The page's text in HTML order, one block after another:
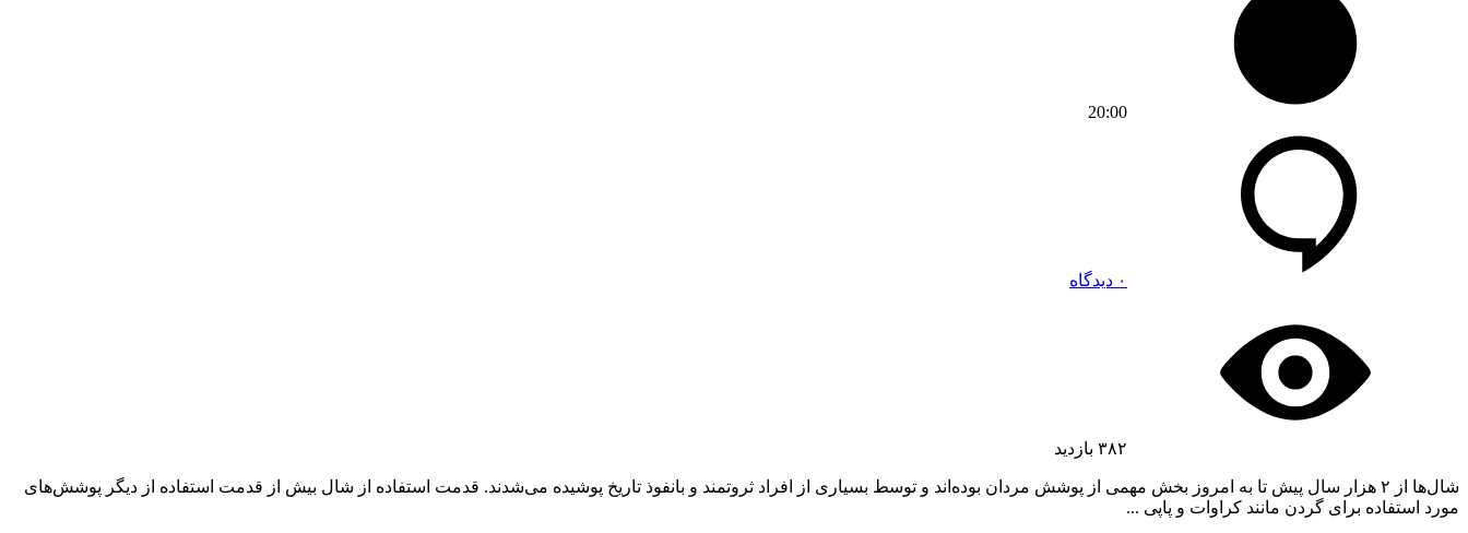
20:00
۰ دیدگاه
۳۸۲ بازدید
شال‌ها از ۲ هزار سال پیش تا به امروز بخش مهمی از پوشش مردان بوده‌اند و توسط بسیاری از افراد ثروتمند و بانفوذ تاریخ پوشیده می‌شدند. قدمت استفاده از شال بیش از قدمت استفاده از دیگر پوشش‌های
مورد استفاده برای گردن مانند کراوات و پاپی ...